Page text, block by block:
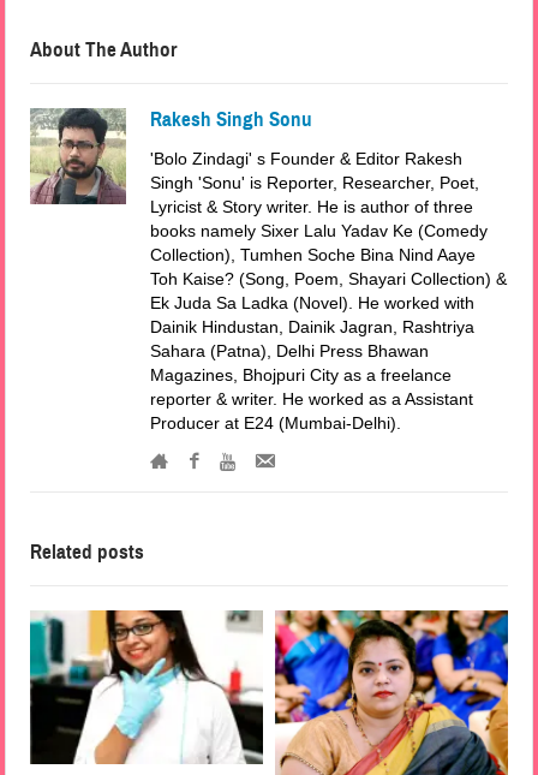
About The Author
Rakesh Singh Sonu
'Bolo Zindagi' s Founder & Editor Rakesh
Singh 'Sonu' is Reporter, Researcher, Poet,
Lyricist & Story writer. He is author of three
books namely Sixer Lalu Yadav Ke (Comedy
Collection), Tumhen Soche Bina Nind Aaye
Toh Kaise? (Song, Poem, Shayari Collection) &
Ek Juda Sa Ladka (Novel). He worked with
Dainik Hindustan, Dainik Jagran, Rashtriya
Sahara (Patna), Delhi Press Bhawan
Magazines, Bhojpuri City as a freelance
reporter & writer. He worked as a Assistant
Producer at E24 (Mumbai-Delhi).
Related posts